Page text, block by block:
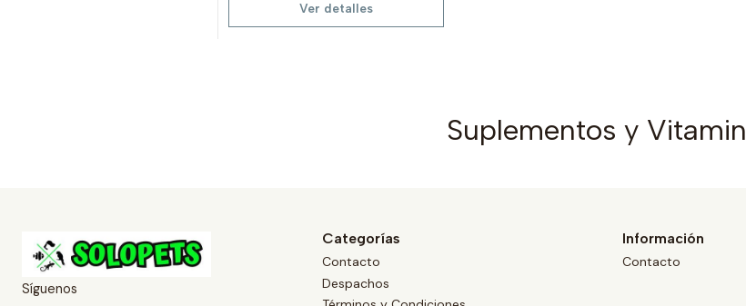
Ver detalles
Suplementos y
Síguenos
Categorías
Contacto
Despachos
Información
Contacto